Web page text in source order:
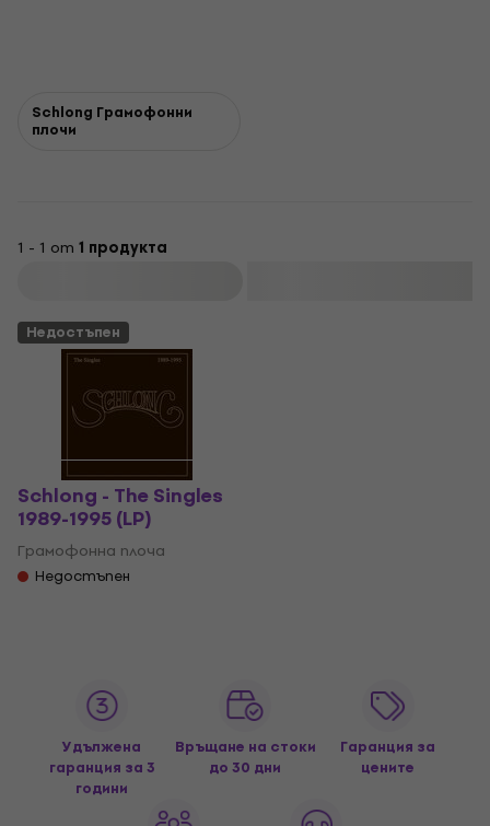
Schlong Грамофонни
плочи
1 - 1 от 1 продукта
Недостъпен
Schlong - The Singles
1989-1995 (LP)
Грамофонна плоча
Недостъпен
Удължена
гаранция за 3
години
Връщане на стоки
до 30 дни
Гаранция за
цените